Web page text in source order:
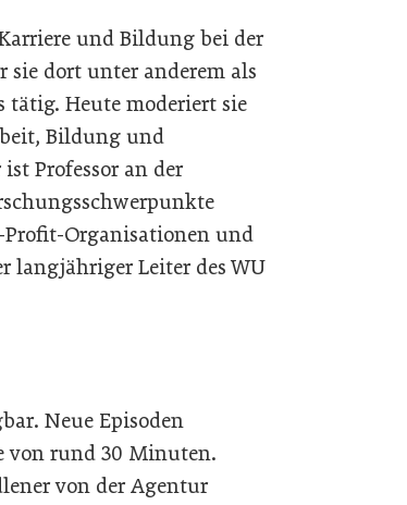
und Bildung bei der
sie dort unter anderem als
tätig. Heute moderiert sie
Bildung und
Professor an der
Organisationen und
langjähriger Leiter des WU
Neue Episoden
von rund 30 Minuten.
von der Agentur